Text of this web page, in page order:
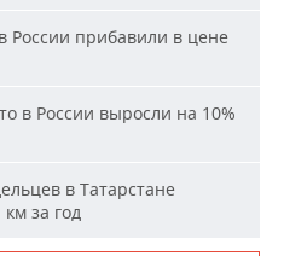
России прибавили в цене
в России выросли на 10%
в Татарстане
за год